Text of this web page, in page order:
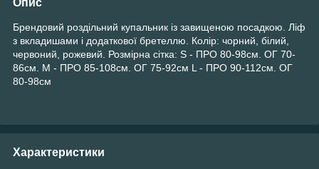
Брендовий роздільний купальник із завищеною посадкою. Ліф
з вкладишами і додаткової бретеллю. Колір: чорний, білий,
червоний, рожевий. Розмірна сітка: S - ПРО 80-98см. ОГ 70-
86см. M - ПРО 85-108см. ОГ 75-92см L - ПРО 90-112см. ОГ
80-98см
Характеристики